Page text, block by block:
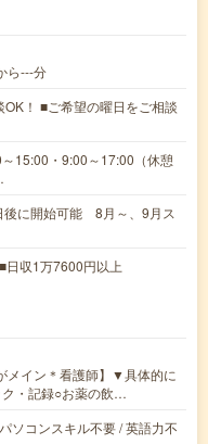
ら---分
！ ■ご希望の曜日をご相談
15:00・9:00～17:00（休憩
に開始可能 8月～、9月ス
収1万7600円以上
メイン＊看護師】▼具体的に
・記録○お薬の飲…
ソコンスキル不要 / 英語力不